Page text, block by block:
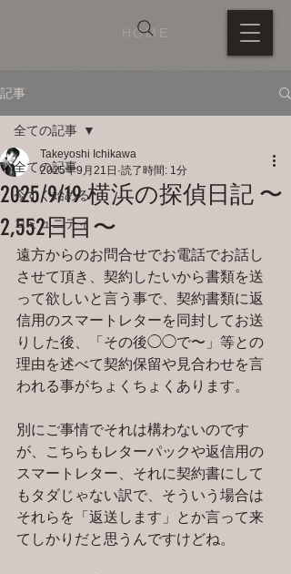
HOME
記事
全ての記事
今すぐ始める
コミュニティ
全ての記事
2025/9/19 横浜の探偵日記 〜
2,552日目〜
Takeyoshi Ichikawa
2025年9月21日 読了時間: 1分
遠方からのお問合せでお電話でお話し
させて頂き、契約したいから書類を送
って欲しいと言う事で、契約書類に返
信用のスマートレターを同封してお送
りした後、「その後◯◯で〜」等との
理由を述べて契約保留や見合わせを言
われる事がちょくちょくあります。
別にご事情でそれは構わないのです
が、こちらもレターパックや返信用の
スマートレター、それに契約書にして
もタダじゃない訳で、そういう場合は
それらを「返送します」とか言って来
てしかりだと思うんですけどね。